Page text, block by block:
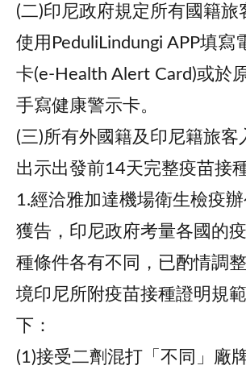
(二)印尼政府規定所有國籍旅
使用PeduliLindungi APP填寫
卡(e-Health Alert Card)或於
手寫健康警示卡。
(三)所有外國籍及印尼籍旅客
出示出發前14天完整疫苗接
1.經洽雅加達機場衛生檢疫
獲告，印尼政府考量各國的
種條件各有不同，已酌情調
境印尼所附疫苗接種證明規
下：
(1)接受二劑混打「不同」廠